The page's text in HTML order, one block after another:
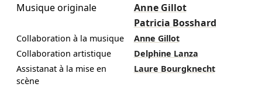
Musique originale
Anne Gillot
Patricia Bosshard
Collaboration à la musique
Anne Gillot
Collaboration artistique
Delphine Lanza
Assistanat à la mise en
scène
Laure Bourgknecht